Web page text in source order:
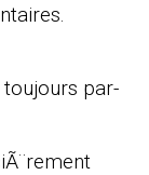
par-